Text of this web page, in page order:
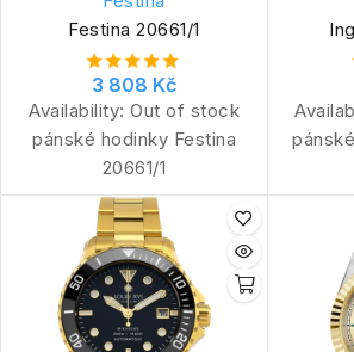
Festina 20661/1
3 808 Kč
Availability: Out of stock
pánské hodinky Festina
20661/1